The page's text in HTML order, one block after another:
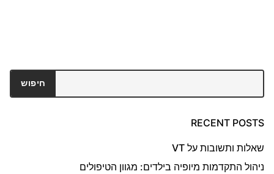
חיפוש
RECENT POSTS
שאלות ותשובות על VT
ניהול התקדמות מיופיה בילדים: מגוון הטיפולים